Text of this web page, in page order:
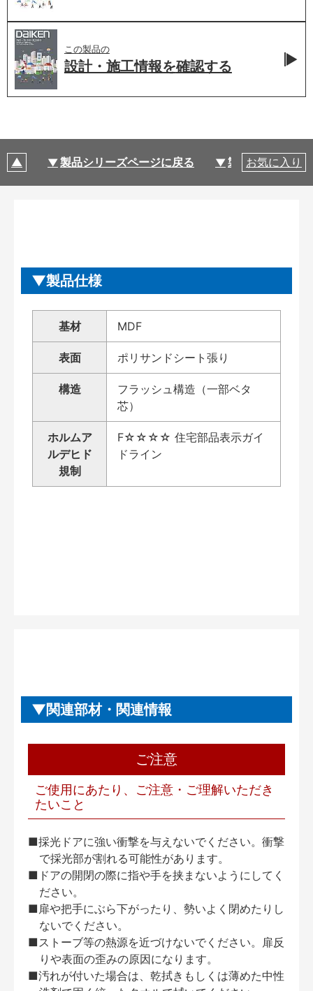
この製品の
設計・施工情報を確認する
製品シリーズページに戻る 製品仕様
お気に入り
製品仕様
基材 MDF
表面 ポリサンドシート張り
構造
フラッシュ構造（一部ベタ
芯）
ホルムア
ルデヒド
規制
F☆☆☆☆ 住宅部品表示ガイ
ドライン
関連部材・関連情報
ご注意
ご使用にあたり、ご注意・ご理解いただき
たいこと
■採光ドアに強い衝撃を与えないでください。衝撃
で採光部が割れる可能性があります。
■ドアの開閉の際に指や手を挟まないようにしてく
ださい。
■扉や把手にぶら下がったり、勢いよく閉めたりし
ないでください。
■ストーブ等の熱源を近づけないでください。扉反
りや表面の歪みの原因になります。
■汚れが付いた場合は、乾拭きもしくは薄めた中性